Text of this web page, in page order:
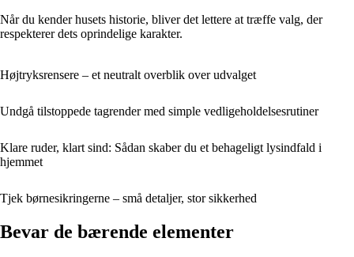
Når du kender husets historie, bliver det lettere at træffe valg, der
respekterer dets oprindelige karakter.
Højtryksrensere – et neutralt overblik over udvalget
Undgå tilstoppede tagrender med simple vedligeholdelsesrutiner
Klare ruder, klart sind: Sådan skaber du et behageligt lysindfald i
hjemmet
Tjek børnesikringerne – små detaljer, stor sikkerhed
Bevar de bærende elementer